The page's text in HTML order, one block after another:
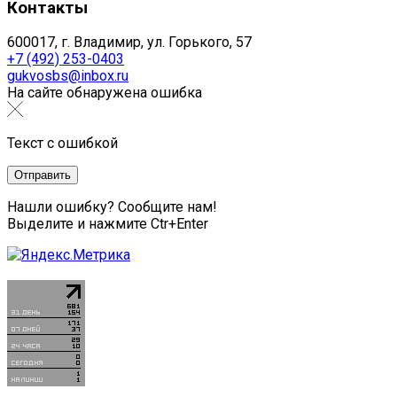
Контакты
600017, г. Владимир, ул. Горького, 57
+7 (492) 253-0403
gukvosbs@inbox.ru
На сайте обнаружена ошибка
Текст с ошибкой
Нашли ошибку? Сообщите нам!
Выделите и нажмите Ctr+Enter